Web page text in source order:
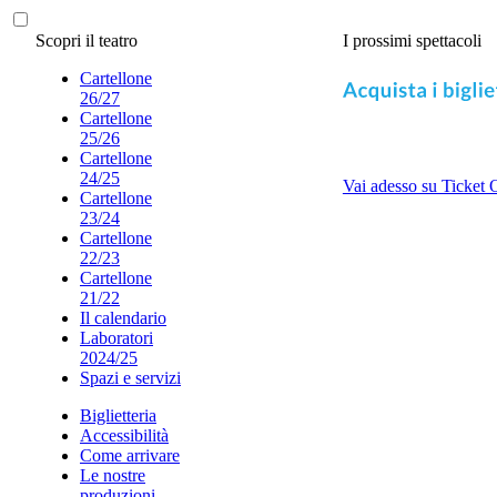
Scopri il teatro
Cartellone
26/27
Cartellone
25/26
Cartellone
24/25
Cartellone
23/24
Cartellone
22/23
Cartellone
21/22
Il calendario
Laboratori
2024/25
Spazi e servizi
Biglietteria
Accessibilità
Come arrivare
Le nostre
I prossimi spettacoli
Vai adesso su Ticket